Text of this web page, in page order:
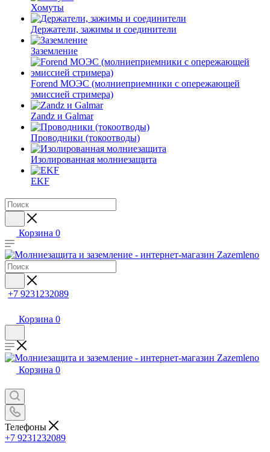
Хомуты
Держатели, зажимы и соединители
Заземление
Forend МОЭС (молниеприемники с опережающей
эмиссией стримера)
Zandz и Galmar
Проводники (токоотводы)
Изолированная молниезащита
EKF
Корзина 0
+7 9231232089
Корзина 0
Корзина 0
Телефоны
+7 9231232089